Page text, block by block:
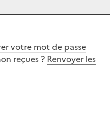
votre mot de passe
reçues ? Renvoyer les